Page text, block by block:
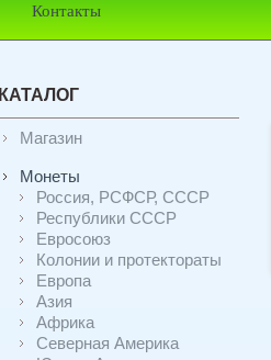
Контакты
КАТАЛОГ
Магазин
Монеты
Россия, РСФСР, СССР
Республики СССР
Евросоюз
Колонии и протектораты
Европа
Азия
Африка
Северная Америка